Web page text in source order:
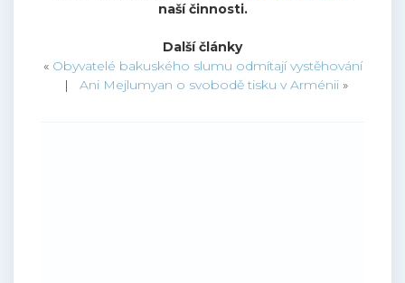
naší činnosti.
Další články
« Obyvatelé bakuského slumu odmítají vystěhování
| Ani Mejlumyan o svobodě tisku v Arménii »